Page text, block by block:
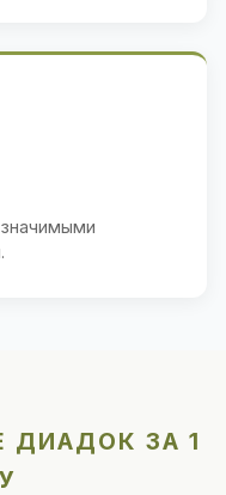
ДИАДОК ЗА 1